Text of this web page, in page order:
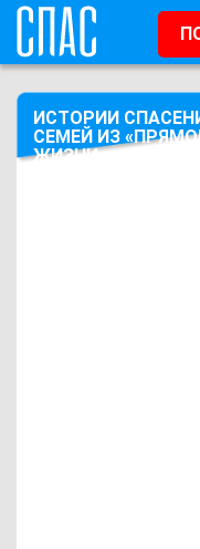
ИСТОРИИ
СЕМЕЙ ИЗ
ЖИЗНИ»